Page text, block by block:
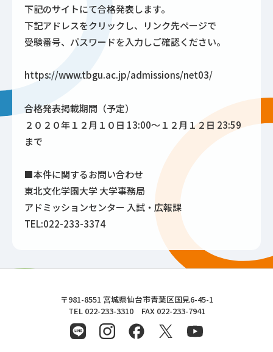
下記のサイトにて合格発表します。
下記アドレスをクリックし、リンク先ページで
受験番号、パスワードを入力しご確認ください。
https://www.tbgu.ac.jp/admissions/net03/
合格発表掲載期間（予定）
２０２０年１２月１０日 13:00～１２月１２日 23:59
まで
■本件に関するお問い合わせ
東北文化学園大学 大学事務局
アドミッションセンター 入試・広報課
TEL:022-233-3374
東北文化学園大学
〒981-8551 宮城県仙台市青葉区国見6-45-1
TEL 022-233-3310 FAX 022-233-7941